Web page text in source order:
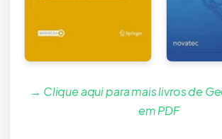
→ Clique aqui para mais livros de
em PDF